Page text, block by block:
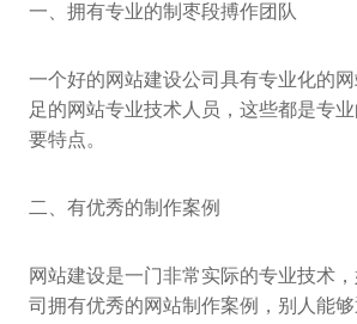
一、拥有专业的制枣段搏作团队
一个好的网站建设公司具有专业化的
足的网站专业技术人员，这些都是专
要特点。
二、有优秀的制作案例
网站建设是一门非常实际的专业技术
司拥有优秀的网站制作案例，别人能